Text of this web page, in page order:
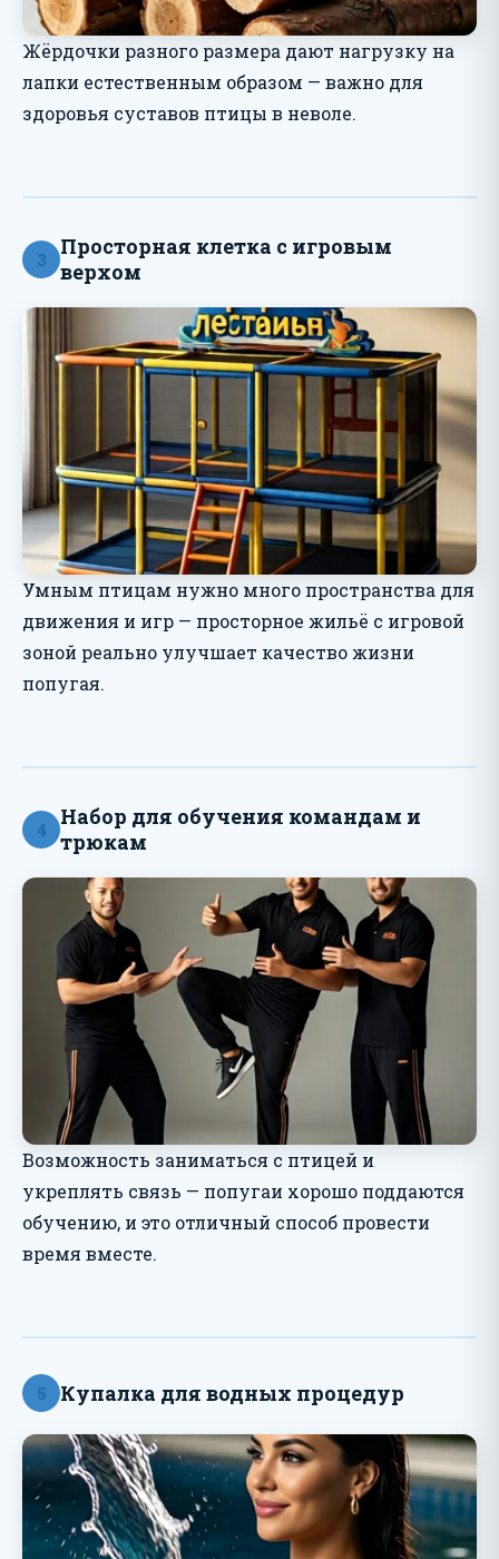
Жёрдочки разного размера дают нагрузку на
лапки естественным образом — важно для
здоровья суставов птицы в неволе.
3
Просторная клетка с игровым
верхом
Умным птицам нужно много пространства для
движения и игр — просторное жильё с игровой
зоной реально улучшает качество жизни
попугая.
4
Набор для обучения командам и
трюкам
Возможность заниматься с птицей и
укреплять связь — попугаи хорошо поддаются
обучению, и это отличный способ провести
время вместе.
5 Купалка для водных процедур